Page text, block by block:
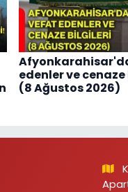
edenler ve
(8 Ağustos 2026)